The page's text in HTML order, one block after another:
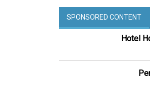
SPONSORED CONTENT
Hotel